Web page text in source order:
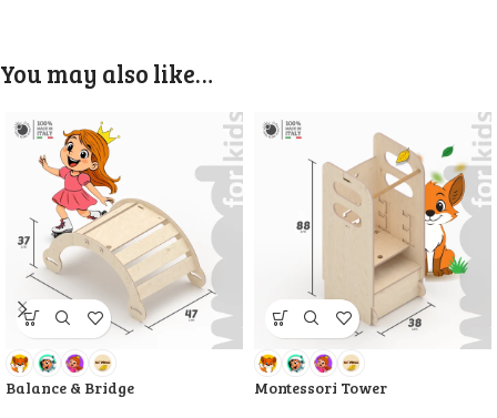
You may also like…
Balance & Bridge Montessori Tower